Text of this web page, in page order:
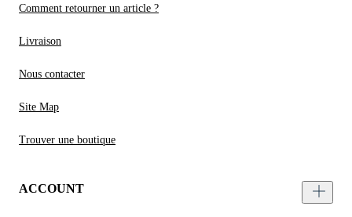
Comment retourner un article ?
Livraison
Nous contacter
Site Map
Trouver une boutique
ACCOUNT